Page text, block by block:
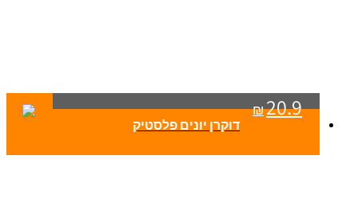
₪20.9
דוקרן יונים פלסטיק